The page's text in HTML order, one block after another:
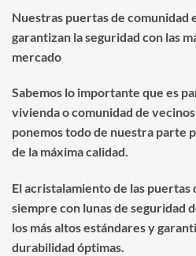
Nuestras puertas de comunidad
garantizan la seguridad con las
mercado
Sabemos lo importante que es
vivienda o comunidad de
ponemos todo de nuestra parte
de la máxima calidad.
El acristalamiento de las puertas
siempre con lunas de seguridad
los más altos estándares y
durabilidad óptimas.